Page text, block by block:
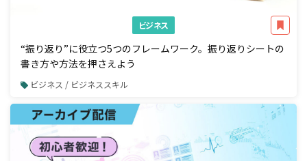
ビジネス
“振り返り”に役立つ5つのフレームワーク。振り返りシートの
書き方や方法を押さえよう
ビジネス / ビジネススキル